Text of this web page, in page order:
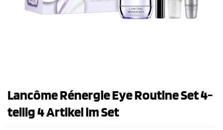
Lancôme Rénergie Eye Routine Set 4-
teilig 4 Artikel im Set